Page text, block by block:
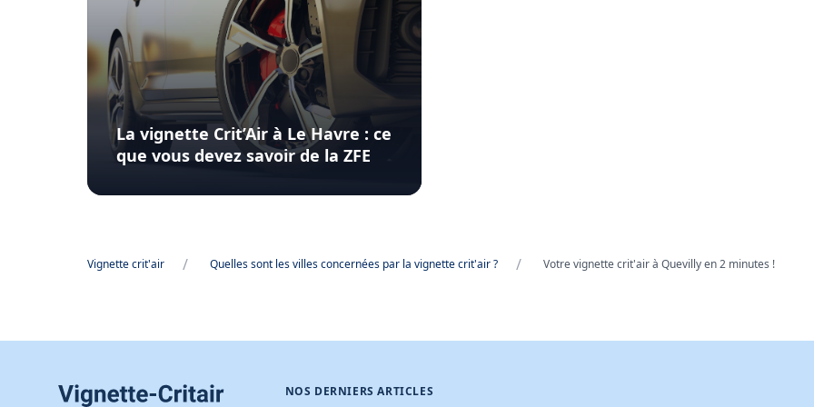
La vignette Crit’Air à Le Havre : ce
que vous devez savoir de la ZFE
Vignette crit'air / Quelles sont les villes concernées par la vignette crit'air ? / Votre vignette crit'air à Quevilly en 2 minutes !
NOS DERNIERS ARTICLES